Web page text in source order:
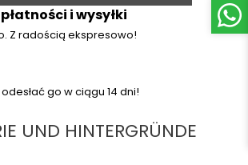
i wysyłki
Z radością ekspresowo!
go w ciągu 14 dni!
UND HINTERGRÜNDE